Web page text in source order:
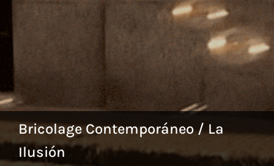
Bricolage Contemporáneo / La
Ilusión